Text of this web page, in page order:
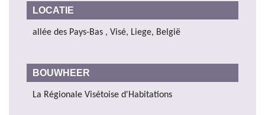
LOCATIE
allée des Pays-Bas , Visé, Liege, België
BOUWHEER
La Régionale Visétoise d'Habitations